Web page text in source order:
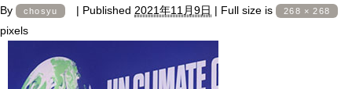
By
chosyu | Published 2021年11月9日 | Full size is 268 × 268
pixels